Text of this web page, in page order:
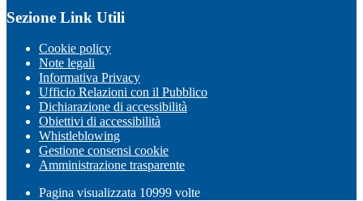
Sezione Link Utili
Cookie policy
Note legali
Informativa Privacy
Ufficio Relazioni con il Pubblico
Dichiarazione di accessibilità
Obiettivi di accessibilità
Whistleblowing
Gestione consensi cookie
Amministrazione trasparente
Pagina visualizzata 10999 volte